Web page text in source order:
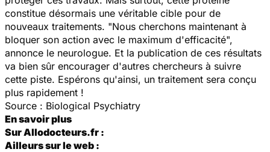
constitue désormais une véritable cible pour de
nouveaux traitements. "Nous cherchons maintenant à
bloquer son action avec le maximum d'efficacité",
annonce le neurologue. Et la publication de ces résultats
va bien sûr encourager d'autres chercheurs à suivre
cette piste. Espérons qu'ainsi, un traitement sera conçu
plus rapidement !
Source : Biological Psychiatry
En savoir plus
Sur Allodocteurs.fr :
Ailleurs sur le web :